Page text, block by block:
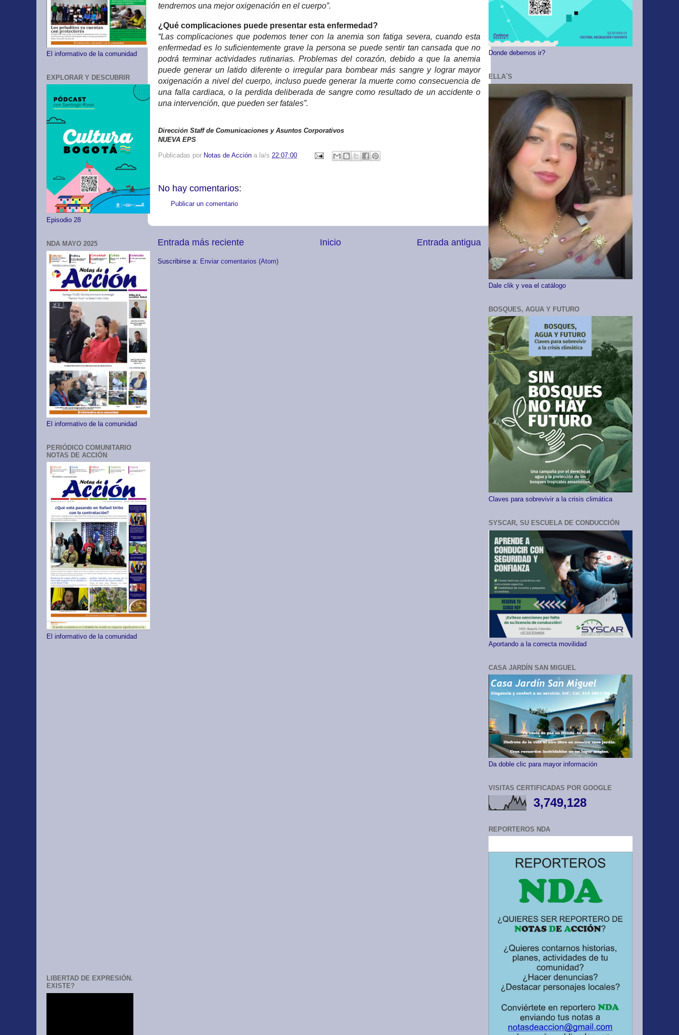
tendremos una mejor oxigenación en el cuerpo”.
¿Qué complicaciones puede presentar esta enfermedad?
“Las complicaciones que podemos tener con la anemia son fatiga severa, cuando esta
enfermedad es lo suficientemente grave la persona se puede sentir tan cansada que no
podrá terminar actividades rutinarias. Problemas del corazón, debido a que la anemia
puede generar un latido diferente o irregular para bombear más sangre y lograr mayor
oxigenación a nivel del cuerpo, incluso puede generar la muerte como consecuencia de
una falla cardiaca, o la perdida deliberada de sangre como resultado de un accidente o
una intervención, que pueden ser fatales”.
Dirección Staff de Comunicaciones y Asuntos Corporativos
NUEVA EPS
Publicadas por Notas de Acción a la/s 22:07:00
No hay comentarios:
Publicar un comentario
Entrada más reciente Entrada antigua
Inicio
Suscribirse a: Enviar comentarios (Atom)
El informativo de la comunidad
EXPLORAR Y DESCUBRIR
Episodio 28
NDA MAYO 2025
El informativo de la comunidad
PERIÓDICO COMUNITARIO
NOTAS DE ACCIÓN
El informativo de la comunidad
LIBERTAD DE EXPRESIÓN.
EXISTE?
Donde debemos ir?
ELLA´S
Dale clik y vea el catálogo
BOSQUES, AGUA Y FUTURO
Claves para sobrevivir a la crisis climática
SYSCAR, SU ESCUELA DE CONDUCCIÓN
Aportando a la correcta movilidad
CASA JARDÍN SAN MIGUEL
Da doble clic para mayor información
VISITAS CERTIFICADAS POR GOOGLE
3,749,128
REPORTEROS NDA